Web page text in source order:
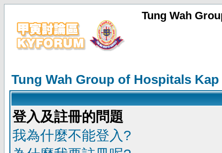
Tung Wah
Tung Wah Group of Hospitals
登入及註冊的問題
我為什麼不能登入?